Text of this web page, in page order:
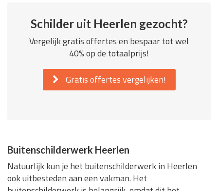
Schilder uit Heerlen gezocht?
Vergelijk gratis offertes en bespaar tot wel
40% op de totaalprijs!
Gratis offertes vergelijken!
Buitenschilderwerk Heerlen
Natuurlijk kun je het buitenschilderwerk in Heerlen
ook uitbesteden aan een vakman. Het